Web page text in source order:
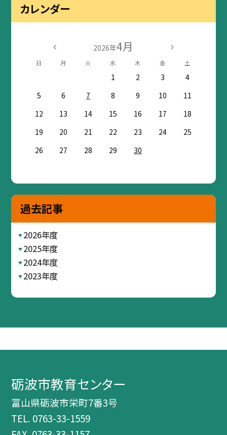
カレンダー
2026年4月
日 月 火 水 木 金 土
1 2 3
4
5
6 7 8 9 10
11
12
13 14 15 16 17
18
19
20 21 22 23 24
25
26
27 28 29 30
過去記事
2026年度
2025年度
2024年度
2023年度
砺波市教育センター
富山県砺波市栄町7番3号
TEL. 0763-33-1559